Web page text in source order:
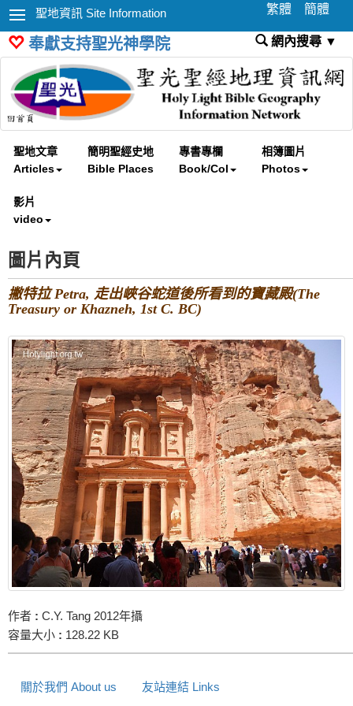
聖地資訊 Site Information 繁體 簡體
奉獻支持聖光神學院 網內搜尋 ▼
聖地文章
Articles
簡明聖經史地
Bible Places
專書專欄
Book/Col
相簿圖片
Photos
影片
video
圖片內頁
撇特拉 Petra, 走出峽谷蛇道後所看到的寶藏殿(The
Treasury or Khazneh, 1st C. BC)
作者 : C.Y. Tang 2012年攝
容量大小 : 128.22 KB
關於我們 About us 友站連結 Links